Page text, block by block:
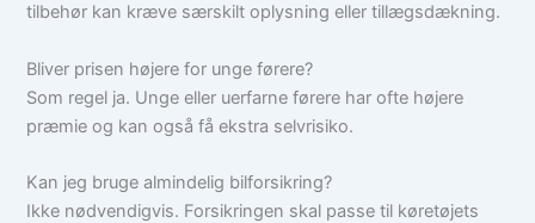
tilbehør kan kræve særskilt oplysning eller tillægsdækning.
Bliver prisen højere for unge førere?
Som regel ja. Unge eller uerfarne førere har ofte højere
præmie og kan også få ekstra selvrisiko.
Kan jeg bruge almindelig bilforsikring?
Ikke nødvendigvis. Forsikringen skal passe til køretøjets